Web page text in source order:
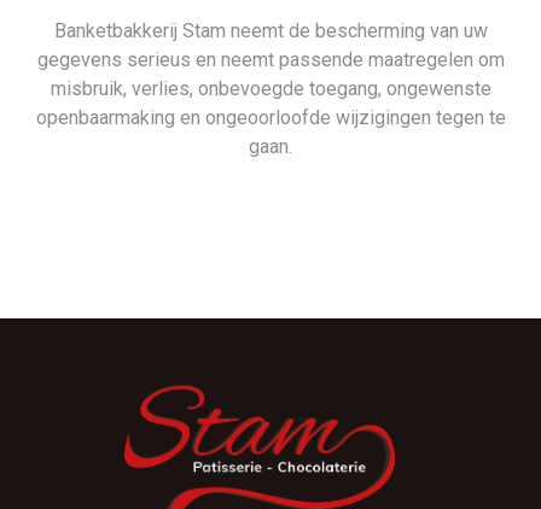
Banketbakkerij Stam neemt de bescherming van uw
gegevens serieus en neemt passende maatregelen om
misbruik, verlies, onbevoegde toegang, ongewenste
openbaarmaking en ongeoorloofde wijzigingen tegen te
gaan.